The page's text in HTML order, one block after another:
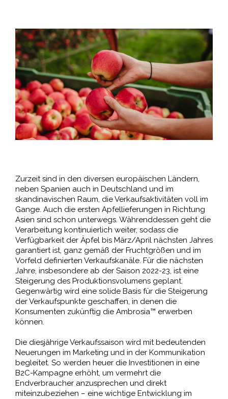
Zurzeit sind in den diversen europäischen Ländern,
neben Spanien auch in Deutschland und im
skandinavischen Raum, die Verkaufsaktivitäten voll im
Gange. Auch die ersten Apfellieferungen in Richtung
Asien sind schon unterwegs. Währenddessen geht die
Verarbeitung kontinuierlich weiter, sodass die
Verfügbarkeit der Äpfel bis März/April nächsten Jahres
garantiert ist, ganz gemäß der Fruchtgrößen und im
Vorfeld definierten Verkaufskanäle. Für die nächsten
Jahre, insbesondere ab der Saison 2022-23, ist eine
Steigerung des Produktionsvolumens geplant.
Gegenwärtig wird eine solide Basis für die Steigerung
der Verkaufspunkte geschaffen, in denen die
Konsumenten zukünftig die Ambrosia™ erwerben
können.
Die diesjährige Verkaufssaison wird mit bedeutenden
Neuerungen im Marketing und in der Kommunikation
begleitet. So werden heuer die Investitionen in eine
B2C-Kampagne erhöht, um vermehrt die
Endverbraucher anzusprechen und direkt
miteinzubeziehen – eine wichtige Entwicklung im